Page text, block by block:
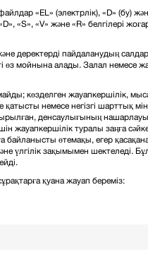
«EL» (электрлік), «D» (бу)
«S», «V» және «R» белгілері
деректерді пайдаланудың
өз мойнына алады. Залал немесе
көзделген жауапкершілік,
қатысты немесе негізгі шарттық
денсаулығының
жауапкершілік туралы заңға
байланысты өтемақы, егер
үлгілік зақымымен шектеледі.
қуана жауап береміз: